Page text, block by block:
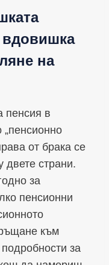
вдовишка
на
пенсия в
„пенсионно
от брака се
двете страни.
за
пенсионни
към
за